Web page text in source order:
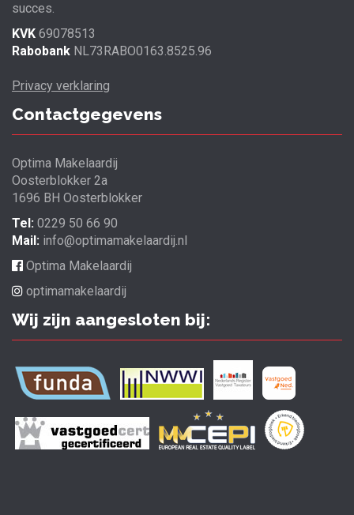
succes.
KVK 69078513
Rabobank NL73RABO0163.8525.96
Privacy verklaring
Contactgegevens
Optima Makelaardij
Oosterblokker 2a
1696 BH Oosterblokker
Tel: 0229 50 66 90
Mail: info@optimamakelaardij.nl
Optima Makelaardij
optimamakelaardij
Wij zijn aangesloten bij: